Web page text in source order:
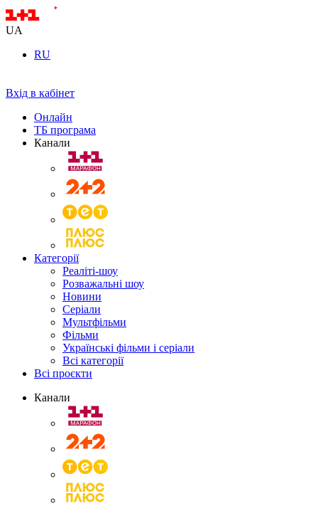
UA
RU
Вхід в кабінет
Онлайн
ТБ програма
Канали
Категорії
Реаліті-шоу
Розважальні шоу
Новини
Серіали
Мультфільми
Фільми
Українські фільми і серіали
Всі категорії
Всі проєкти
Канали